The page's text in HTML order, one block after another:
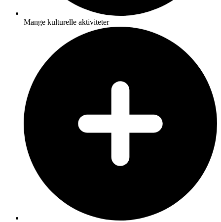
Mange kulturelle aktiviteter